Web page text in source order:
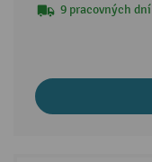
9 pracovných dní